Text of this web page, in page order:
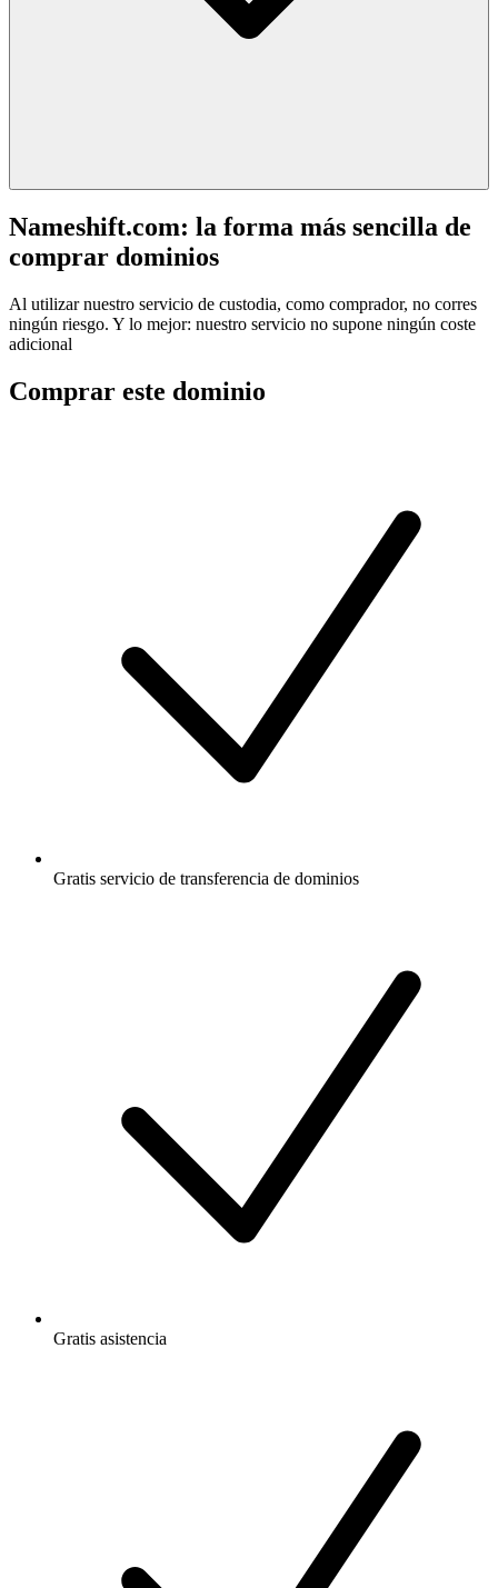
Nameshift.com: la forma más sencilla de
comprar dominios
Al utilizar nuestro servicio de custodia, como comprador, no corres
ningún riesgo. Y lo mejor: nuestro servicio no supone ningún coste
adicional
Comprar este dominio
Gratis servicio de transferencia de dominios
Gratis asistencia